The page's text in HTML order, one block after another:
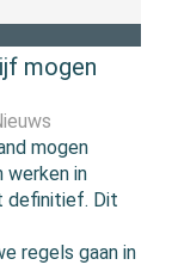
mogen
mogen
werken in
definitief. Dit
regels gaan in